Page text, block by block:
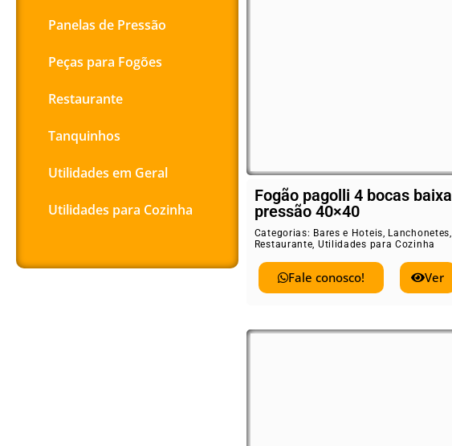
Panelas de Pressão
Peças para Fogões
Restaurante
Tanquinhos
Utilidades em Geral
Utilidades para Cozinha
Fogão pagolli 4 bocas baixa
pressão 40×40
Categorias: Bares e Hoteis, Lanchonetes,
Restaurante, Utilidades para Cozinha
Fale conosco! Ver